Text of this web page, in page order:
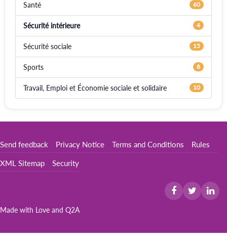
Santé 60
Sécurité intérieure 4
Sécurité sociale 15
Sports 8
Travail, Emploi et Économie sociale et solidaire 10
Send feedback Privacy Notice Terms and Conditions Rules
XML Sitemap Security
Made with Love and Q2A